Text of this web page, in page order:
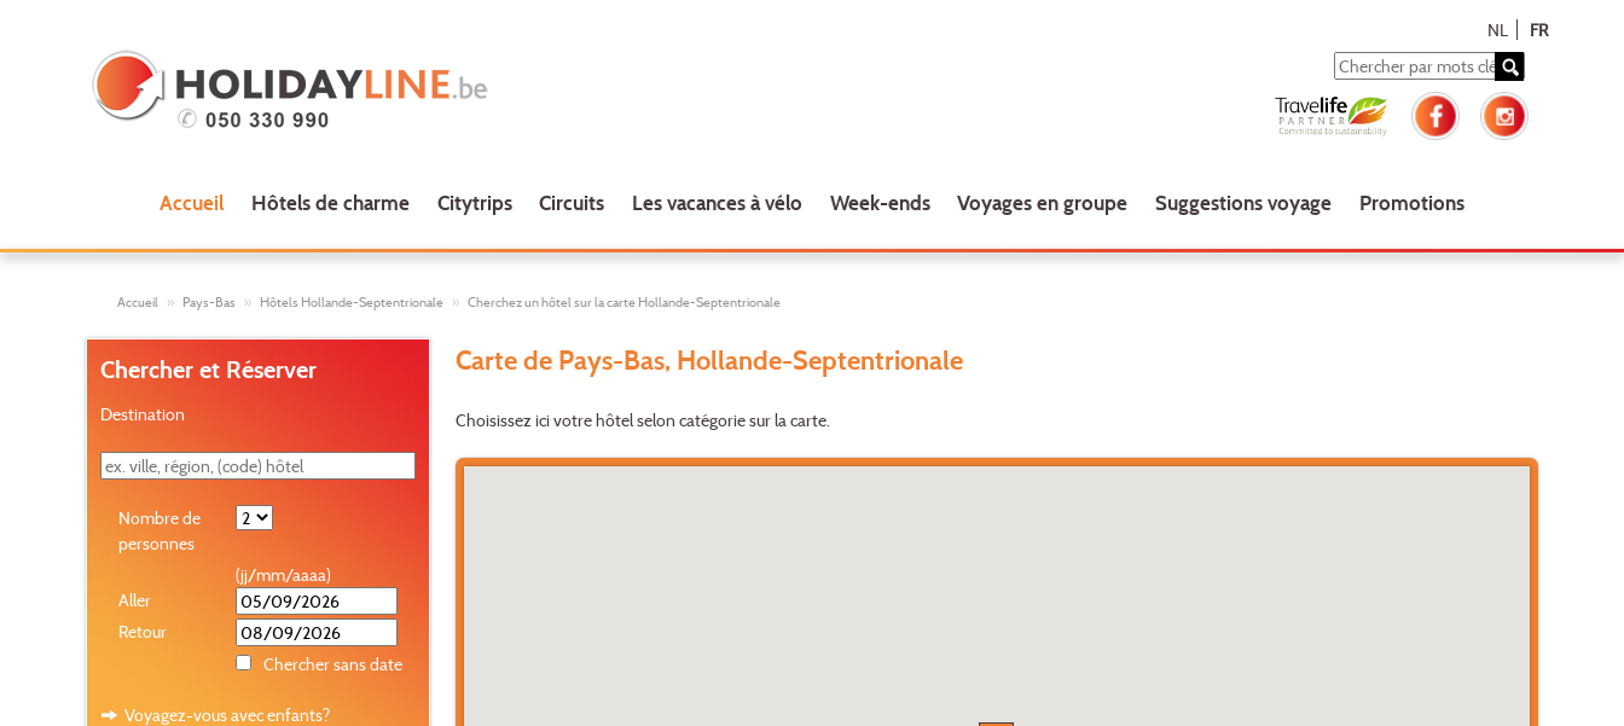
NL FR
Accueil Hôtels de charme Citytrips Circuits Les vacances à vélo Week-ends Voyages en groupe Suggestions voyage Promotions
Accueil Pays-Bas Hôtels Hollande-Septentrionale Cherchez un hôtel sur la carte Hollande-Septentrionale
Carte de Pays-Bas, Hollande-Septentrionale
Choisissez ici votre hôtel selon catégorie sur la carte.
Chercher et Réserver
Destination
Nombre de
personnes
(jj/mm/aaaa)
Aller
Retour
Chercher sans date
Voyagez-vous avec enfants?